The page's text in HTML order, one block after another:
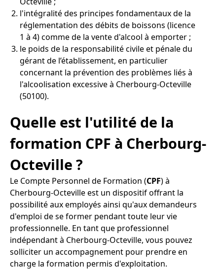
l'intégralité des principes fondamentaux de la
réglementation des débits de boissons (licence
1 à 4) comme de la vente d'alcool à emporter ;
le poids de la responsabilité civile et pénale du
gérant de l’établissement, en particulier
concernant la prévention des problèmes liés à
l'alcoolisation excessive à Cherbourg-Octeville
(50100).
Quelle est l'utilité de la
formation CPF à Cherbourg-
Octeville ?
Le Compte Personnel de Formation (CPF) à
Cherbourg-Octeville est un dispositif offrant la
possibilité aux employés ainsi qu'aux demandeurs
d'emploi de se former pendant toute leur vie
professionnelle. En tant que professionnel
indépendant à Cherbourg-Octeville, vous pouvez
solliciter un accompagnement pour prendre en
charge la formation permis d'exploitation.